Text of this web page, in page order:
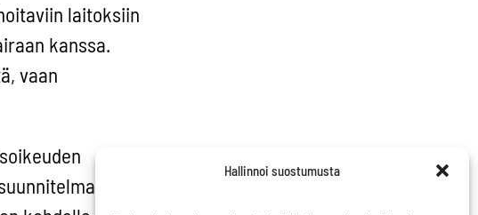
Hallinnoi suostumusta
laitoksiin
kanssa.
vaan